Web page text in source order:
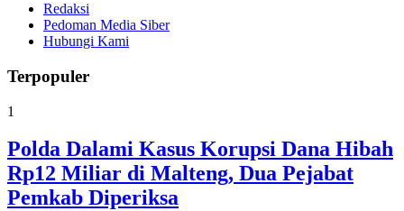
Redaksi
Pedoman Media Siber
Hubungi Kami
Terpopuler
1
Polda Dalami Kasus Korupsi Dana Hibah
Rp12 Miliar di Malteng, Dua Pejabat
Pemkab Diperiksa